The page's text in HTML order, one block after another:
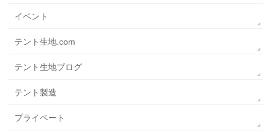
イベント
テント生地.com
テント生地ブログ
テント製造
プライベート